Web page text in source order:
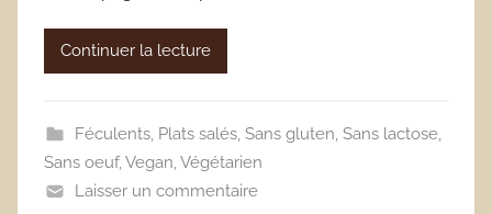
Continuer la lecture
Féculents, Plats salés, Sans gluten, Sans lactose,
Sans oeuf,Vegan,Végétarien
Laisser un commentaire